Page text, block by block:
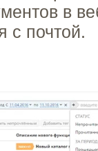
в
с почтой.